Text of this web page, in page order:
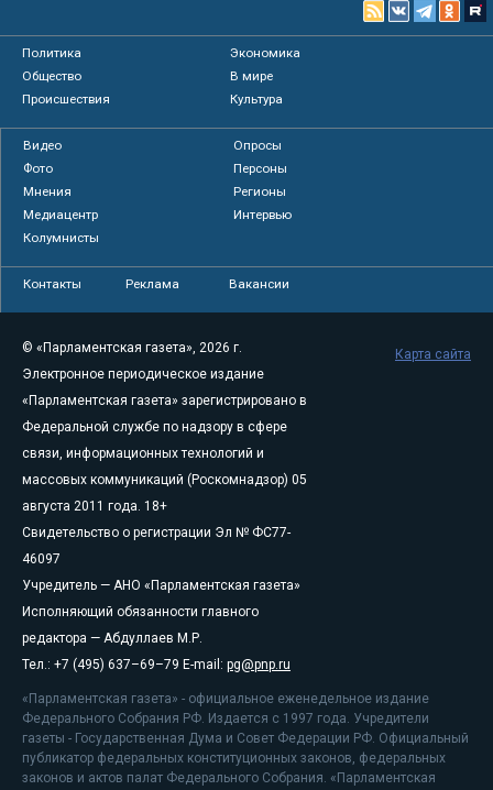
Политика
Экономика
Общество
В мире
Происшествия
Культура
Видео
Опросы
Фото
Персоны
Мнения
Регионы
Медиацентр
Интервью
Колумнисты
Контакты Реклама Вакансии
© «Парламентская газета», 2026 г.
Электронное периодическое издание
«Парламентская газета» зарегистрировано в
Федеральной службе по надзору в сфере
связи, информационных технологий и
массовых коммуникаций (Роскомнадзор) 05
августа 2011 года. 18+
Свидетельство о регистрации Эл № ФС77-
46097
Учредитель — АНО «Парламентская газета»
Исполняющий обязанности главного
редактора — Абдуллаев М.Р.
Тел.: +7 (495) 637–69–79 E-mail: pg@pnp.ru
«Парламентская газета» - официальное еженедельное издание
Федерального Собрания РФ. Издается с 1997 года. Учредители
газеты - Государственная Дума и Совет Федерации РФ. Официальный
публикатор федеральных конституционных законов, федеральных
законов и актов палат Федерального Собрания. «Парламентская
Карта сайта